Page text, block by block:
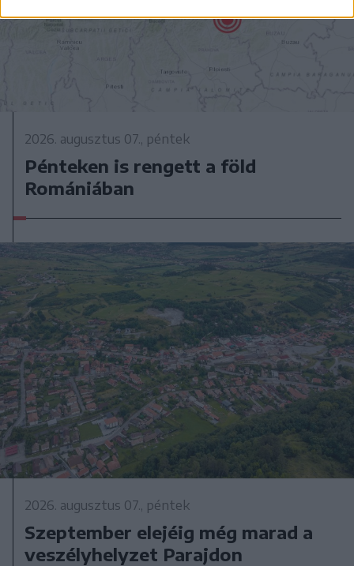
2026. augusztus 07., péntek
Pénteken is rengett a föld
Romániában
2026. augusztus 07., péntek
Szeptember elejéig még marad a
veszélyhelyzet Parajdon